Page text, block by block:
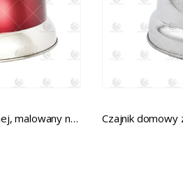
Czajnik do wody ze stali nierdzewnej, malowany na czerwono CW-T017-1